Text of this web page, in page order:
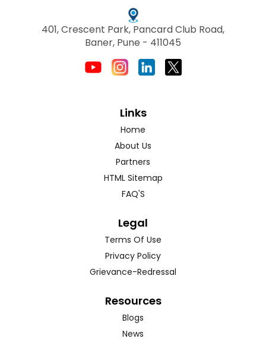
401, Crescent Park, Pancard Club Road,
Baner, Pune - 411045
Links
Home
About Us
Partners
HTML Sitemap
FAQ'S
Legal
Terms Of Use
Privacy Policy
Grievance-Redressal
Resources
Blogs
News